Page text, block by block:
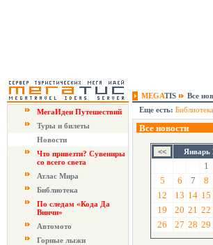
MEGATIS
Все
МегаИдеи Путешествий
Туры и билеты
Новости
Что привезти? Сувениры
со всего света
Атлас Мира
Библиотека
По следам «Кода Да
Винчи»
Автомото
Горные лыжи
Еще есть: Библиотека
Все новости
Январь
1
5
6 7 8
12
13 14 15
19
20 21 22
26
27 28 29